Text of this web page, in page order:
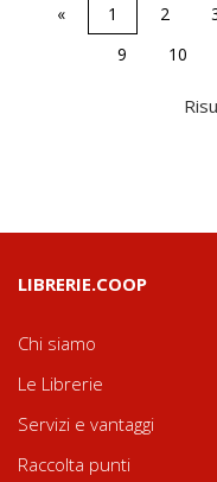
« 1 2
9
10
LIBRERIE.COOP
Chi siamo
Le Librerie
Servizi e vantaggi
Raccolta punti